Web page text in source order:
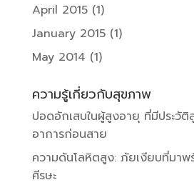
April 2015(1)
January 2015(1)
May 2014 (1)
ความรู้เกี่ยวกับสุขภาพ
ปอดอักเสบในผู้สูงอายุ ที่มีประวัติ
อาการก่อนสาย
ความดันโลหิตสูง: ภัยเงียบที่มาพ
ศีรษะ